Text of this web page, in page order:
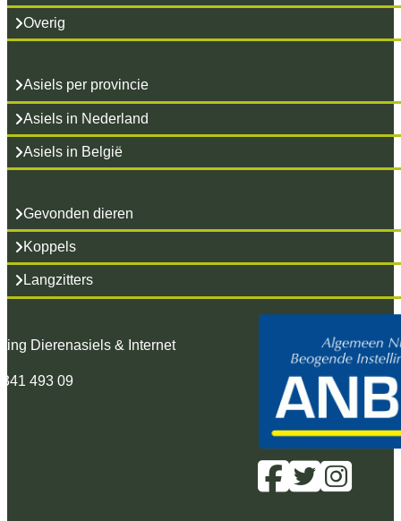
Overig
Asiels per provincie
Asiels in Nederland
Asiels in België
Gevonden dieren
Koppels
Langzitters
Dierenasiels & Internet
493 09